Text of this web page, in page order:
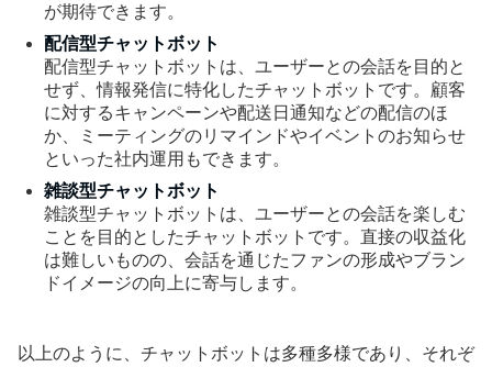
が期待できます。
配信型チャットボット
配信型チャットボットは、ユーザーとの会話を目的と
せず、情報発信に特化したチャットボットです。顧客
に対するキャンペーンや配送日通知などの配信のほ
か、ミーティングのリマインドやイベントのお知らせ
といった社内運用もできます。
雑談型チャットボット
雑談型チャットボットは、ユーザーとの会話を楽しむ
ことを目的としたチャットボットです。直接の収益化
は難しいものの、会話を通じたファンの形成やブラン
ドイメージの向上に寄与します。
以上のように、チャットボットは多種多様であり、それぞ